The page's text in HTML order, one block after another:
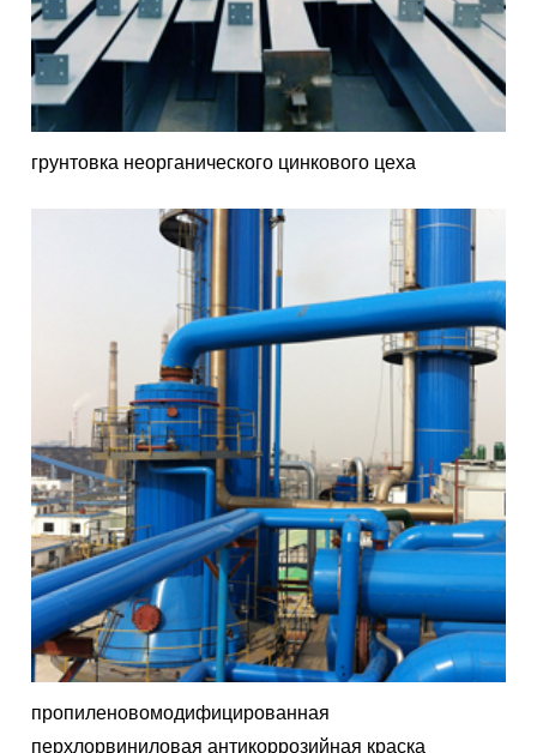
грунтовка неорганического цинкового цеха
пропиленовомодифицированная
перхлорвиниловая антикоррозийная краска